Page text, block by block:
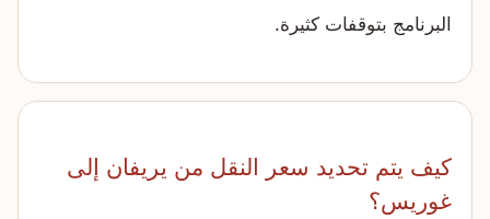
البرنامج بتوقفات كثيرة.
كيف يتم تحديد سعر النقل من يريفان إلى
غوريس؟